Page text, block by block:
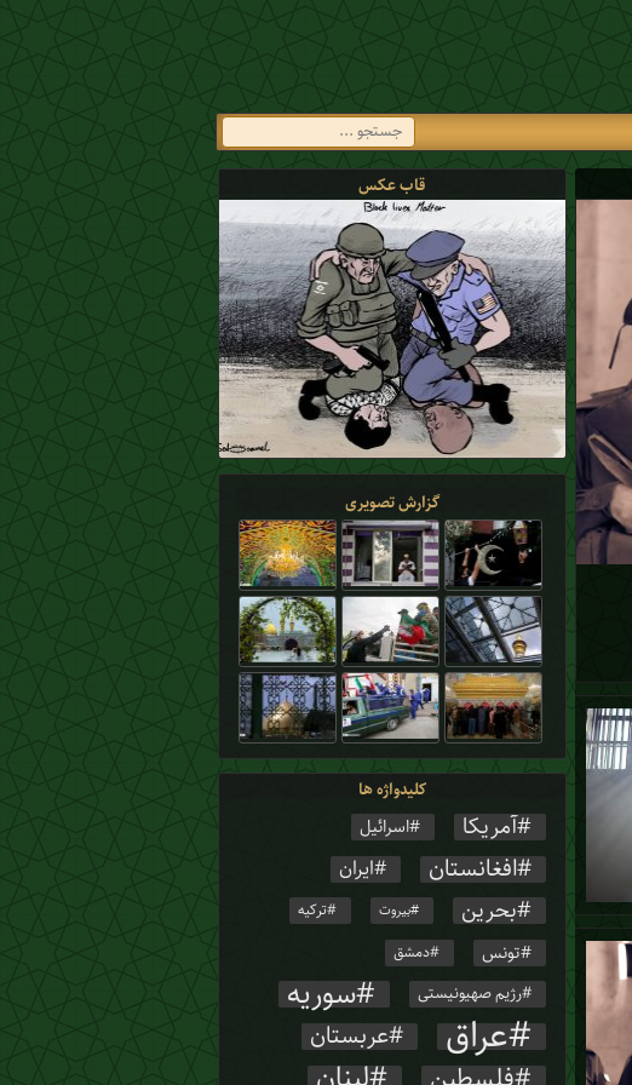
قاب عکس
گزارش تصویری
کلیدواژه ها
آمریکا اسرائیل
افغانستان ایران
بحرین بیروت ترکیه
تونس دمشق
رژیم صهیونیستی سوریه
عراق عربستان